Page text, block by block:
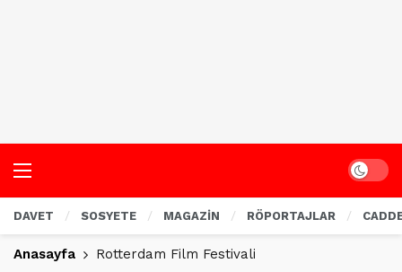
Dark
DAVET SOSYETE MAGAZİN RÖPORTAJLAR
Anasayfa Rotterdam Film Festivali